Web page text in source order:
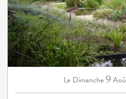
Le Dimanche9